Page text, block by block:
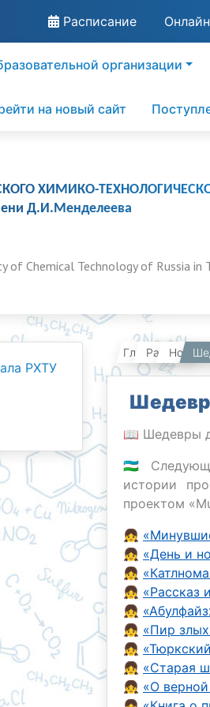
Расписание
организации
на новый сайт
ХИМИКО-
Д.И.Менделеева
of Chemical Technology of Russia in
РХТУ
Главная Работникам
📖 Шедевры
🇺🇿
истории
проектом
👧
👧 «День и
👧
👧 «Рассказ
👧
👧 «Пир
👧
👧 «Старая
👧 «О